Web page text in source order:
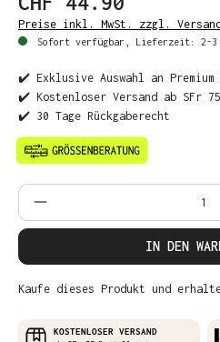
Preise inkl. MwSt. zzgl.
Sofort verfügbar, Lieferzeit: 2-3
✔️ Exklusive Auswahl an Premium
✔️ Kostenloser Versand ab SFr 75
✔️ 30 Tage Rückgaberecht
Produkt Anzahl: Gib
IN DEN
Kaufe dieses Produkt und erhalte
KOSTENLOSER VERSAND